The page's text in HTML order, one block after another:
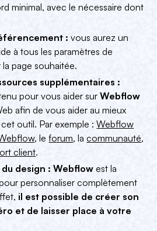
minimal, avec le nécessaire dont
: vous aurez un
à tous les paramètres de
page souhaitée.
supplémentaires :
pour vous aider surWebflow
afin de vous aider au mieux
cet outil. Par exemple :Webflow
, leforum, lacommunauté,
client.
design : Webflow est la
personnaliser complètement
il est possible de créer son
et de laisser place à votre